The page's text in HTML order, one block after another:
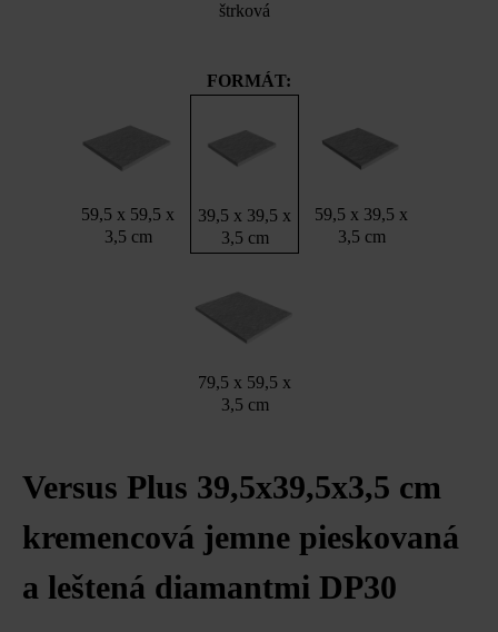
štrková
FORMÁT:
59,5 x 59,5 x
3,5 cm
39,5 x 39,5 x
3,5 cm
59,5 x 39,5 x
3,5 cm
79,5 x 59,5 x
3,5 cm
Versus Plus 39,5x39,5x3,5 cm
kremencová jemne pieskovaná
a leštená diamantmi DP30